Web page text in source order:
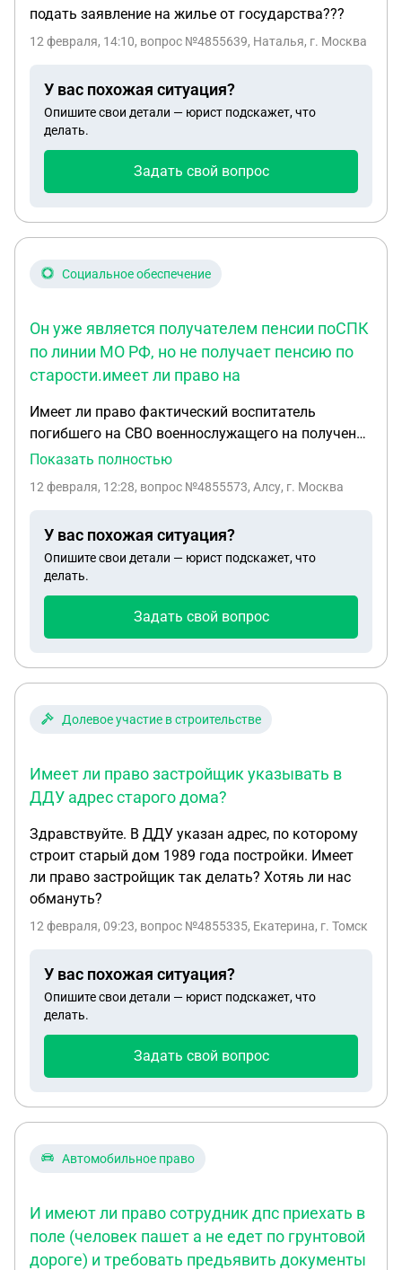
подать заявление на жилье от государства???
12 февраля, 14:10, вопрос №4855639, Наталья, г. Москва
У вас похожая ситуация?
Опишите свои детали — юрист подскажет, что
делать.
Задать свой вопрос
Социальное обеспечение
Он уже является получателем пенсии поСПК
по линии МО РФ, но не получает пенсию по
старости.имеет ли право на
Имеет ли право фактический воспитатель
погибшего на СВО военнослужащего на получение
двух пенсий одновременно. Он уже является
получает пенсию по старости.имеет ли право на
по потере кормильца если будет получателем
пенсии по старости? Благодарю
Показать полностью
12 февраля, 12:28, вопрос №4855573, Алсу, г. Москва
У вас похожая ситуация?
Опишите свои детали — юрист подскажет, что
делать.
Задать свой вопрос
Долевое участие в строительстве
Имеет ли право застройщик указывать в
ДДУ адрес старого дома?
Здравствуйте. В ДДУ указан адрес, по которому
строит старый дом 1989 года постройки. Имеет
ли право застройщик так делать? Хотяь ли нас
обмануть?
12 февраля, 09:23, вопрос №4855335, Екатерина, г. Томск
У вас похожая ситуация?
Опишите свои детали — юрист подскажет, что
делать.
Задать свой вопрос
Автомобильное право
И имеют ли право сотрудник дпс приехать в
поле (человек пашет а не едет по грунтовой
дороге) и требовать предьявить документы